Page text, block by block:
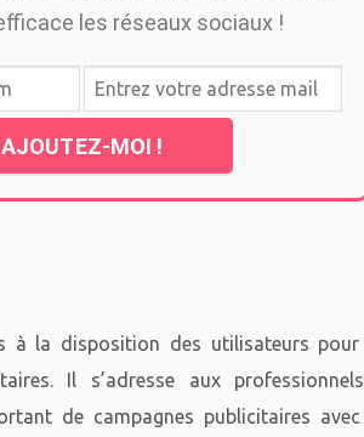
les réseaux sociaux !
AJOUTEZ-MOI !
à la disposition des utilisateurs pour
Il s’adresse aux
de campagnes publicitaires